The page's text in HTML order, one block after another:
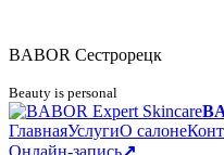
BABOR Сестрорецк
Beauty is personal
ГлавнаяУслугиО салоне
Онлайн-запись↗